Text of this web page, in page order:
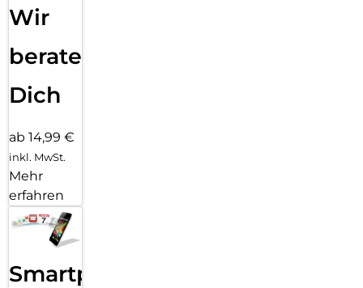
Wir
beraten
Dich
ab 14,99 €
inkl. MwSt.
Mehr
erfahren
Smartphone